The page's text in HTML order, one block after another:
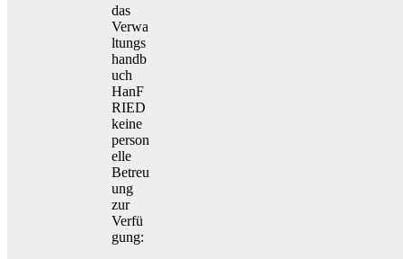
das
Verwa
ltungs
handb
uch
HanF
RIED
keine
person
elle
Betreu
ung
zur
Verfü
gung: